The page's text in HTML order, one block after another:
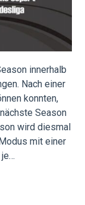
innerhalb
Nach einer
konnten,
Season
wird diesmal
mit einer